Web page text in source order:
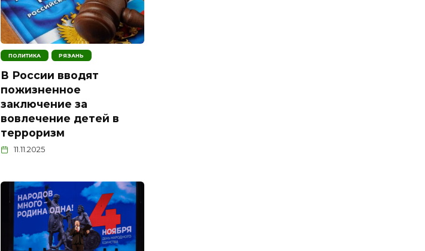
ПОЛИТИКА РЯЗАНЬ
В России вводят
пожизненное
заключение за
вовлечение детей в
терроризм
11.11.2025